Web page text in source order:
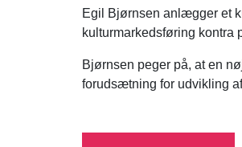
Egil Bjørnsen anlægger et
kulturmarkedsføring kontra
Bjørnsen peger på, at en
forudsætning for udvikling